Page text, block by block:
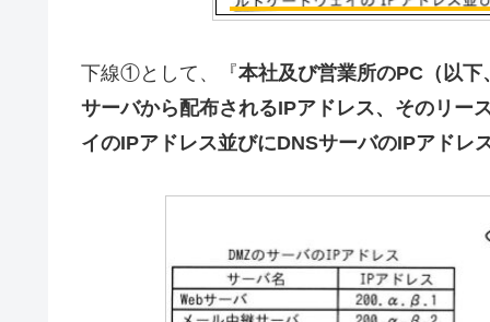
下線①として、『本社及び営業所のPC（以
サーバから配布されるIPアドレス、そのリー
イのIPアドレス並びにDNSサーバのIPアドレ